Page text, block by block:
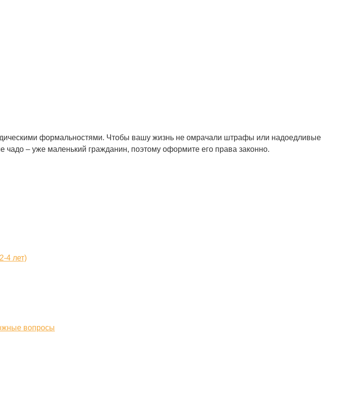
формальностями. Чтобы вашу жизнь не омрачали штрафы или надоедливые
чадо – уже маленький гражданин, поэтому оформите его права законно.
4 лет)
вопросы